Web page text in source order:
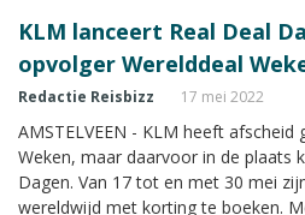
KLM lanceert Real Deal
opvolger Werelddeal
Redactie Reisbizz 17 mei 2022
AMSTELVEEN - KLM heeft
Weken, maar daarvoor in de plaats
Dagen. Van 17 tot en met 30 mei
wereldwijd met korting te boeken.